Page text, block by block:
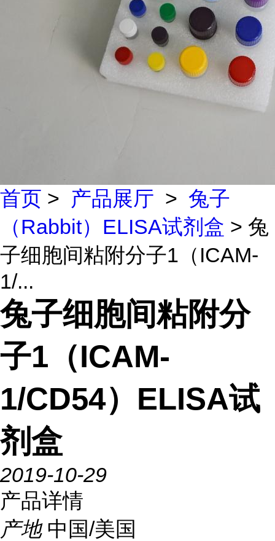
首页 > 产品展厅 > 兔子
（Rabbit）ELISA试剂盒 > 兔
子细胞间粘附分子1（ICAM-
1/...
兔子细胞间粘附分
子1（ICAM-
1/CD54）ELISA试
剂盒
2019-10-29
产品详情
产地 中国/美国